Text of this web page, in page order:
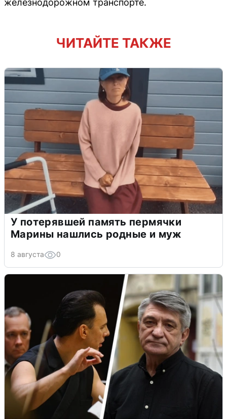
железнодорожном транспорте.
ЧИТАЙТЕ ТАКЖЕ
У потерявшей память пермячки
Марины нашлись родные и муж
8 августа 0